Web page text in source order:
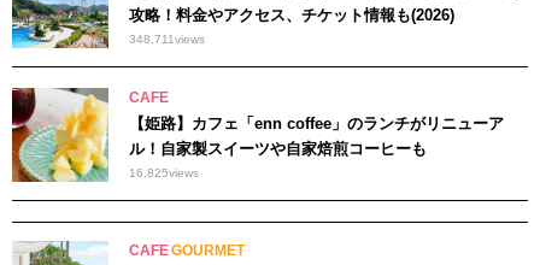
攻略！料金やアクセス、チケット情報も(2026)
348,711views
CAFE
【姫路】カフェ「enn coffee」のランチがリニューア
ル！自家製スイーツや自家焙煎コーヒーも
16,825views
CAFEGOURMET